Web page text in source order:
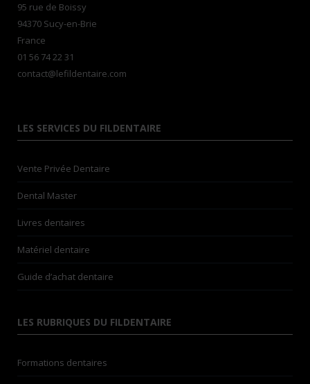
95 rue de Boissy
94370 Sucy-en-Brie
France
01 56 74 22 31
contact@lefildentaire.com
LES SERVICES DU FILDENTAIRE
Vente Privée Dentaire
Dental Master
Livres dentaires
Matériel dentaire
Guide d’achat dentaire
LES RUBRIQUES DU FILDENTAIRE
Formations dentaires